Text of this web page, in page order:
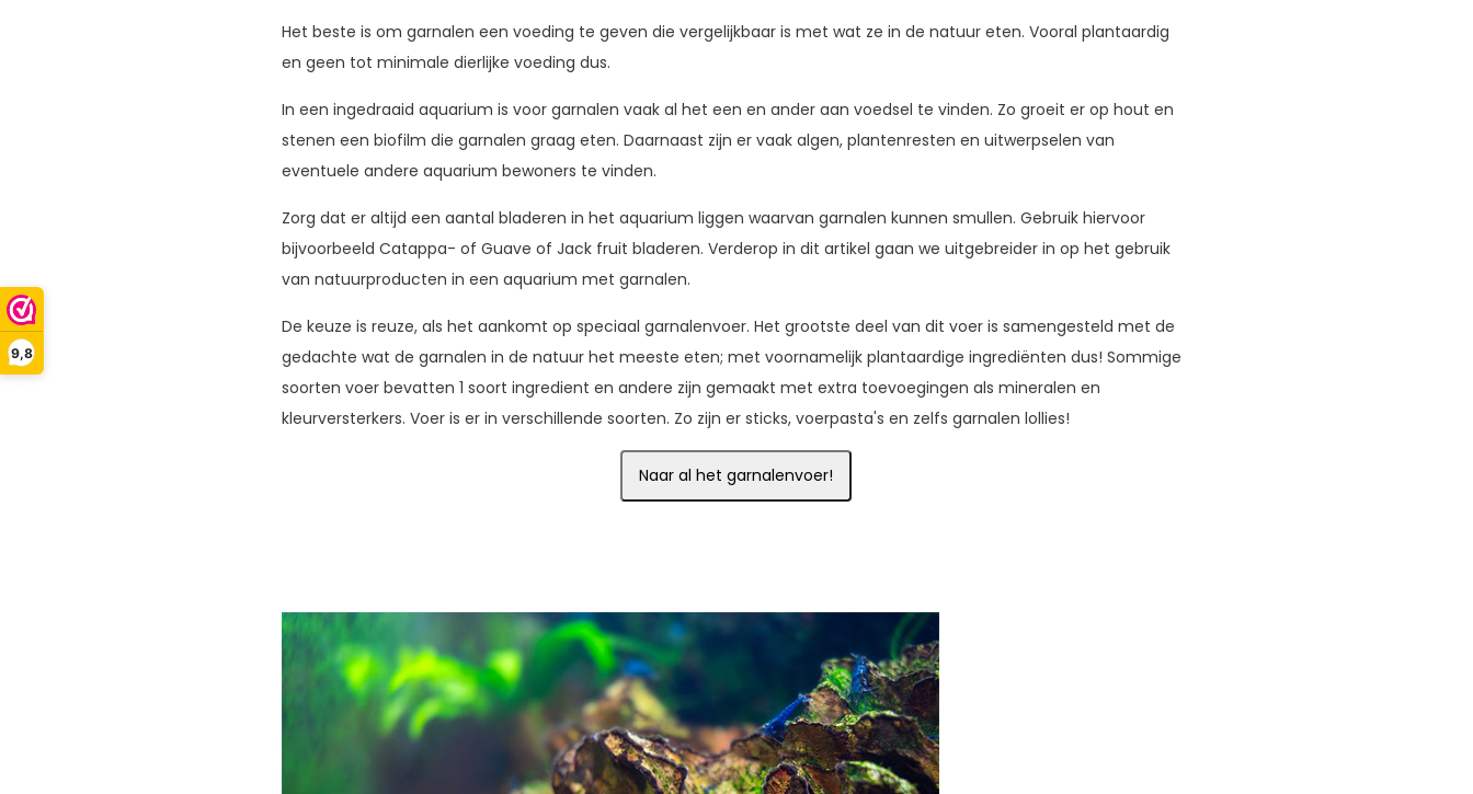
9,8
Het beste is om garnalen een voeding te geven die vergelijkbaar is met wat ze in de natuur eten. Vooral plantaardig
en geen tot minimale dierlijke voeding dus.
In een ingedraaid aquarium is voor garnalen vaak al het een en ander aan voedsel te vinden. Zo groeit er op hout en
stenen een biofilm die garnalen graag eten. Daarnaast zijn er vaak algen, plantenresten en uitwerpselen van
eventuele andere aquarium bewoners te vinden.
Zorg dat er altijd een aantal bladeren in het aquarium liggen waarvan garnalen kunnen smullen. Gebruik hiervoor
bijvoorbeeld Catappa- of Guave of Jack fruit bladeren. Verderop in dit artikel gaan we uitgebreider in op het gebruik
van natuurproducten in een aquarium met garnalen.
De keuze is reuze, als het aankomt op speciaal garnalenvoer. Het grootste deel van dit voer is samengesteld met de
gedachte wat de garnalen in de natuur het meeste eten; met voornamelijk plantaardige ingrediënten dus! Sommige
soorten voer bevatten 1 soort ingredient en andere zijn gemaakt met extra toevoegingen als mineralen en
kleurversterkers. Voer is er in verschillende soorten. Zo zijn er sticks, voerpasta's en zelfs garnalen lollies!
Naar al het garnalenvoer!